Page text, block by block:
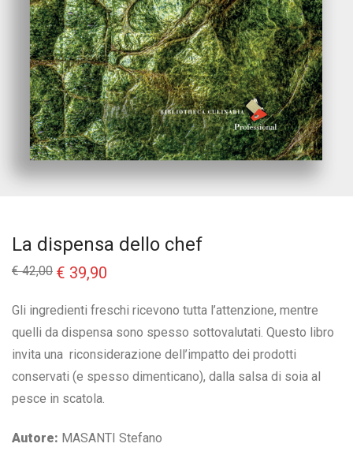
La dispensa dello chef
€42,00 Il
prezzo
era:
€ 39,90
è:
Gli ingredienti freschi ricevono tutta l’attenzione, mentre
quelli da dispensa sono spesso sottovalutati. Questo libro
invita una riconsiderazione dell’impatto dei prodotti
conservati (e spesso dimenticano), dalla salsa di soia al
pesce in scatola.
Autore: MASANTI Stefano